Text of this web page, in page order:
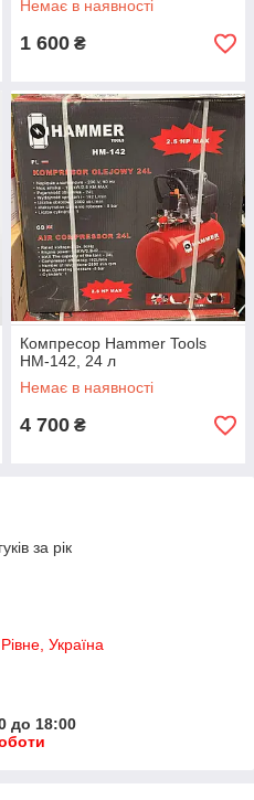
Немає в наявності
1 600 ₴
Компресор Hammer Tools
HM-142, 24 л
Немає в наявності
4 700 ₴
за рік
Україна
до 18:00